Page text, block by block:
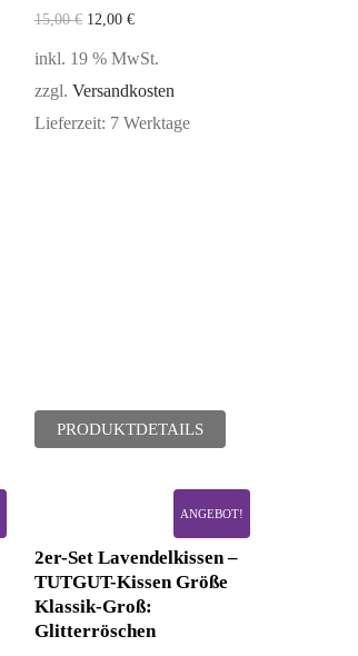
15,00€ 12,00 €
inkl. 19 % MwSt.
zzgl. Versandkosten
Lieferzeit: 7 Werktage
PRODUKTDETAILS
ANGEBOT!
2er-Set Lavendelkissen –
TUTGUT-Kissen Größe
Klassik-Groß:
Glitterröschen